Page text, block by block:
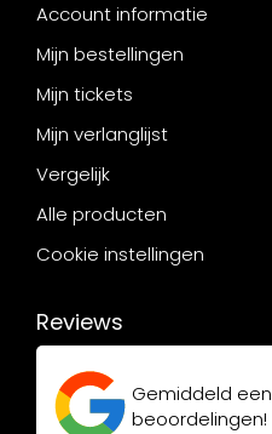
Account informatie
Mijn bestellingen
Mijn tickets
Mijn verlanglijst
Vergelijk
Alle producten
Cookie instellingen
Reviews
Gemiddeld een
beoordelingen!